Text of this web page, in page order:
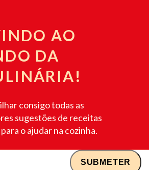
AO
DA
consigo todas as
sugestões de receitas
o ajudar na cozinha.